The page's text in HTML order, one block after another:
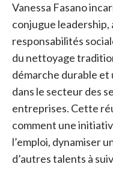
Vanessa Fasano
conjugue leadership,
responsabilités
du nettoyage
démarche durable
dans le secteur des
entreprises. Cette
comment une
l’emploi, dynamiser
d’autres talents à